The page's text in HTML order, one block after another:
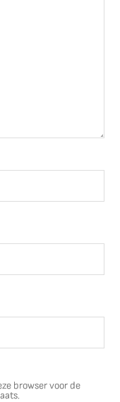
browser voor de